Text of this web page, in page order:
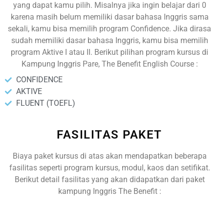
yang dapat kamu pilih. Misalnya jika ingin belajar dari 0
karena masih belum memiliki dasar bahasa Inggris sama
sekali, kamu bisa memilih program Confidence. Jika dirasa
sudah memiliki dasar bahasa Inggris, kamu bisa memilih
program Aktive I atau II. Berikut pilihan program kursus di
Kampung Inggris Pare, The Benefit English Course :
CONFIDENCE
AKTIVE
FLUENT (TOEFL)
FASILITAS PAKET
Biaya paket kursus di atas akan mendapatkan beberapa
fasilitas seperti program kursus, modul, kaos dan setifikat.
Berikut detail fasilitas yang akan didapatkan dari paket
kampung Inggris The Benefit :